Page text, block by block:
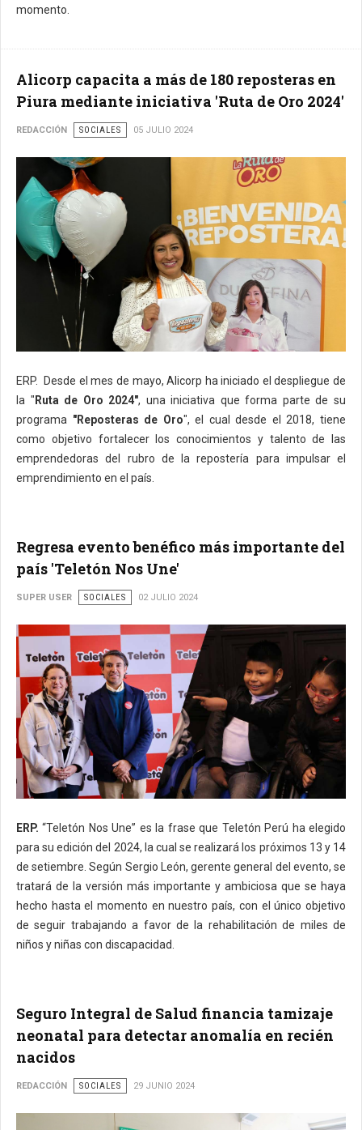
momento.
Alicorp capacita a más de 180 reposteras en
Piura mediante iniciativa 'Ruta de Oro 2024'
REDACCIÓN SOCIALES 05 JULIO 2024
ERP. Desde el mes de mayo, Alicorp ha iniciado el despliegue de
la " Ruta de Oro 2024", una iniciativa que forma parte de su
programa "Reposteras de Oro", el cual desde el 2018, tiene
como objetivo fortalecer los conocimientos y talento de las
emprendedoras del rubro de la repostería para impulsar el
emprendimiento en el país.
Regresa evento benéfico más importante del
país 'Teletón Nos Une'
SUPER USER SOCIALES 02 JULIO 2024
ERP. “Teletón Nos Une” es la frase que Teletón Perú ha elegido
para su edición del 2024, la cual se realizará los próximos 13 y 14
de setiembre. Según Sergio León, gerente general del evento, se
tratará de la versión más importante y ambiciosa que se haya
hecho hasta el momento en nuestro país, con el único objetivo
de seguir trabajando a favor de la rehabilitación de miles de
niños y niñas con discapacidad.
Seguro Integral de Salud financia tamizaje
neonatal para detectar anomalía en recién
nacidos
REDACCIÓN SOCIALES 29 JUNIO 2024